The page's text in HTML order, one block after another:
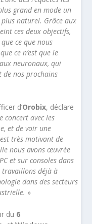
grand en mode un
naturel. Grâce aux
ces deux objectifs,
ce que nous
ce n’est que le
neuronaux, qui
de nos prochains
d’Orobix, déclare
avec les
et de voir une
très motivant de
nous avons œuvrée
et sur consoles dans
travaillons déjà à
dans des secteurs
»
du 6